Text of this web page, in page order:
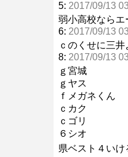
5: 2017/09/13
弱小高校ならエ
6: 2017/09/13
ｃのくせに三井
8: 2017/09/13
ｇ宮城
ｇヤス
ｆメガネくん
ｃカク
ｃゴリ
６シオ
県ベスト４いけ